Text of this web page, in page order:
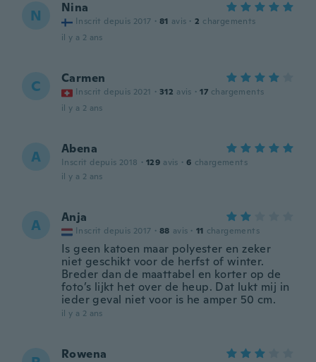
N Nina
Inscrit depuis 2017 · 81 avis · 2 chargements
il y a 2 ans
C Carmen
Inscrit depuis 2021 · 312 avis · 17 chargements
il y a 2 ans
A Abena
Inscrit depuis 2018 · 129 avis · 6 chargements
il y a 2 ans
A Anja
Inscrit depuis 2017 · 88 avis · 11 chargements
Is geen katoen maar polyester en zeker
niet geschikt voor de herfst of winter.
Breder dan de maattabel en korter op de
foto’s lijkt het over de heup. Dat lukt mij in
ieder geval niet voor is he amper 50 cm.
il y a 2 ans
Rowena